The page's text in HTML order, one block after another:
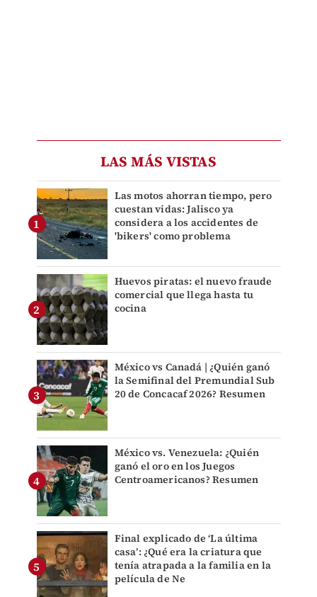
LAS MÁS VISTAS
Las motos ahorran tiempo, pero
cuestan vidas: Jalisco ya
considera a los accidentes de
'bikers' como problema
Huevos piratas: el nuevo fraude
comercial que llega hasta tu
cocina
México vs Canadá | ¿Quién ganó
la Semifinal del Premundial Sub
20 de Concacaf 2026? Resumen
México vs. Venezuela: ¿Quién
ganó el oro en los Juegos
Centroamericanos? Resumen
Final explicado de ‘La última
casa’: ¿Qué era la criatura que
tenía atrapada a la familia en la
película de Ne